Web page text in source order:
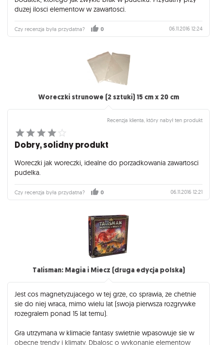
duzej ilosci elementow w zawartosci.
Czy recenzja była przydatna? 0 06.11.2016 12:24
Woreczki strunowe (2 sztuki) 15 cm x 20 cm
Recenzja klienta, który nabył ten produkt
Dobry, solidny produkt
Woreczki jak woreczki, idealne do porzadkowania zawartosci
pudelka.
Czy recenzja była przydatna? 0 06.11.2016 12:21
Talisman: Magia i Miecz (druga edycja polska)
Jest cos magnetyzujacego w tej grze, co sprawia, ze chetnie
sie do niej wraca, mimo wielu lat (swoja pierwsza rozgrywke
rozegralem ponad 15 lat temu).
Gra utrzymana w klimacie fantasy swietnie wpasowuje sie w
obecne trendy i klimaty. Dbalosc o wykonanie elementow